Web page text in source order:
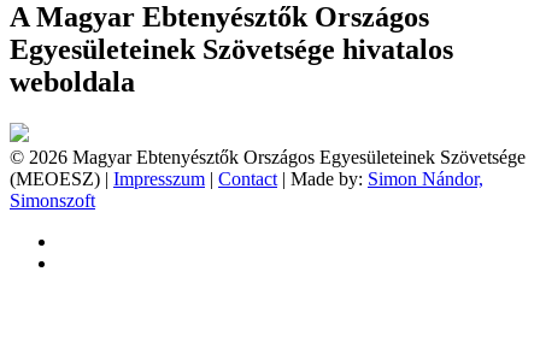
A Magyar Ebtenyésztők Országos
Egyesületeinek Szövetsége hivatalos
weboldala
© 2026 Magyar Ebtenyésztők Országos Egyesületeinek Szövetsége
(MEOESZ) | Impresszum | Contact | Made by: Simon Nándor,
Simonszoft